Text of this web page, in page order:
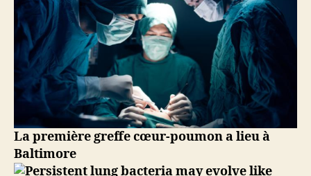
La première greffe cœur-poumon a lieu à
Baltimore